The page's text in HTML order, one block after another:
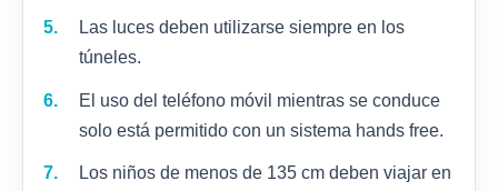
Las luces deben utilizarse siempre en los
túneles.
El uso del teléfono móvil mientras se conduce
solo está permitido con un sistema hands free.
Los niños de menos de 135 cm deben viajar en